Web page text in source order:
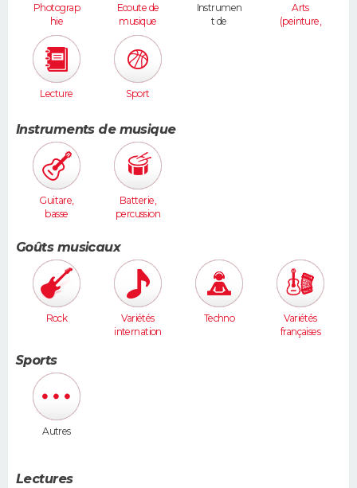
Photograp
hie
Ecoute de
musique
Instrumen
t de
Arts
(peinture,
Lecture Sport
Instruments de musique
Guitare,
basse
Batterie,
percussion
Goûts musicaux
Rock
Variétés
internation
Techno
Variétés
françaises
Sports
Autres
Lectures